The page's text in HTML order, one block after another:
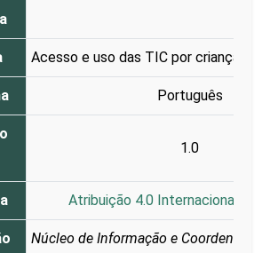
Acesso e uso das TIC por crianças e
Português
1.0
Atribuição 4.0 Internacional (CC
Núcleo de Informação e Coordenação